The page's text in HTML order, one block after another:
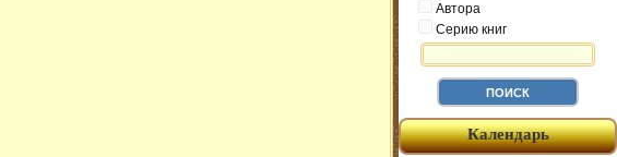
Автора
Серию книг
Календарь